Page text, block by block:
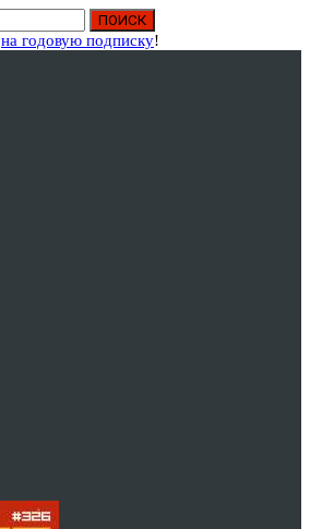
на годовую подписку!